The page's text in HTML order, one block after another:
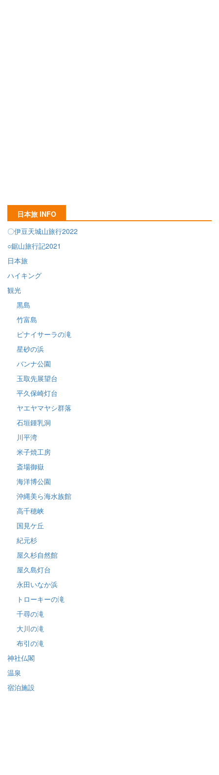
日本旅 INFO
〇伊豆天城山旅行2022
○鋸山旅行記2021
日本旅
ハイキング
観光
黒島
竹富島
ピナイサーラの滝
星砂の浜
バンナ公園
玉取先展望台
平久保崎灯台
ヤエヤマヤシ群落
石垣鍾乳洞
川平湾
米子焼工房
斎場御嶽
海洋博公園
沖縄美ら海水族館
高千穂峡
国見ケ丘
紀元杉
屋久杉自然館
屋久島灯台
永田いなか浜
トローキーの滝
千尋の滝
大川の滝
布引の滝
神社仏閣
温泉
宿泊施設